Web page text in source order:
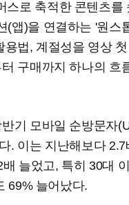
스로 축적한 콘텐츠를
(앱)을 연결하는 '원스
법, 계절성을 영상
구매까지 하나의 흐
기 모바일 순방문자
. 이는 지난해보다
늘었고, 특히 30대
69% 늘어났다.